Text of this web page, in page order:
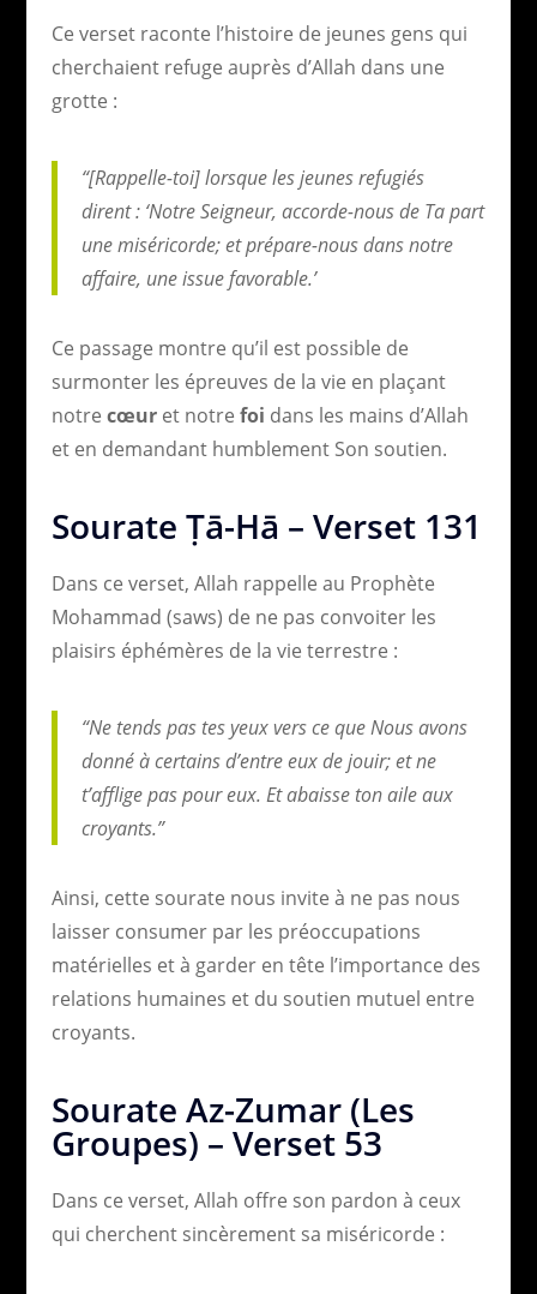
Ce verset raconte l’histoire de jeunes gens qui
cherchaient refuge auprès d’Allah dans une
grotte :
“[Rappelle-toi] lorsque les jeunes refugiés
dirent : ‘Notre Seigneur, accorde-nous de Ta part
une miséricorde; et prépare-nous dans notre
affaire, une issue favorable.’
Ce passage montre qu’il est possible de
surmonter les épreuves de la vie en plaçant
notre cœuret notre foi dans les mains d’Allah
et en demandant humblement Son soutien.
Sourate Ṭā-Hā – Verset 131
Dans ce verset, Allah rappelle au Prophète
Mohammad (saws) de ne pas convoiter les
plaisirs éphémères de la vie terrestre :
“Ne tends pas tes yeux vers ce que Nous avons
donné à certains d’entre eux de jouir; et ne
t’afflige pas pour eux. Et abaisse ton aile aux
croyants.”
Ainsi, cette sourate nous invite à ne pas nous
laisser consumer par les préoccupations
matérielles et à garder en tête l’importance des
relations humaines et du soutien mutuel entre
croyants.
Sourate Az-Zumar (Les
Groupes) – Verset 53
Dans ce verset, Allah offre son pardon à ceux
qui cherchent sincèrement sa miséricorde :